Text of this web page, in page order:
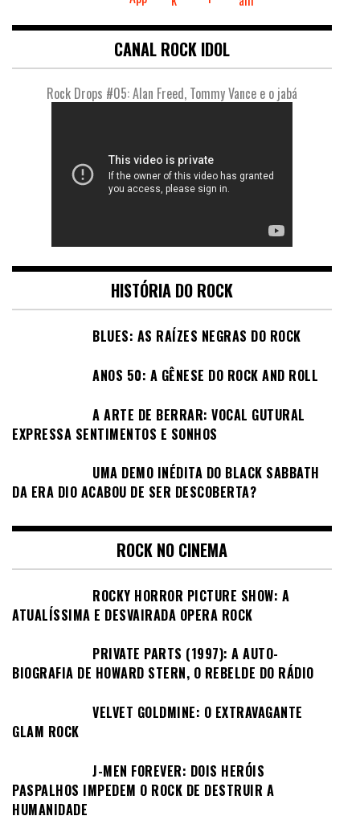
CANAL ROCK IDOL
Rock Drops #05: Alan Freed, Tommy Vance e o jabá
HISTÓRIA DO ROCK
BLUES: AS RAÍZES NEGRAS DO ROCK
ANOS 50: A GÊNESE DO ROCK AND ROLL
A ARTE DE BERRAR: VOCAL GUTURAL
EXPRESSA SENTIMENTOS E SONHOS
UMA DEMO INÉDITA DO BLACK SABBATH
DA ERA DIO ACABOU DE SER DESCOBERTA?
ROCK NO CINEMA
ROCKY HORROR PICTURE SHOW: A
ATUALÍSSIMA E DESVAIRADA OPERA ROCK
PRIVATE PARTS (1997): A AUTO-
BIOGRAFIA DE HOWARD STERN, O REBELDE DO RÁDIO
VELVET GOLDMINE: O EXTRAVAGANTE
GLAM ROCK
J-MEN FOREVER: DOIS HERÓIS
PASPALHOS IMPEDEM O ROCK DE DESTRUIR A
HUMANIDADE